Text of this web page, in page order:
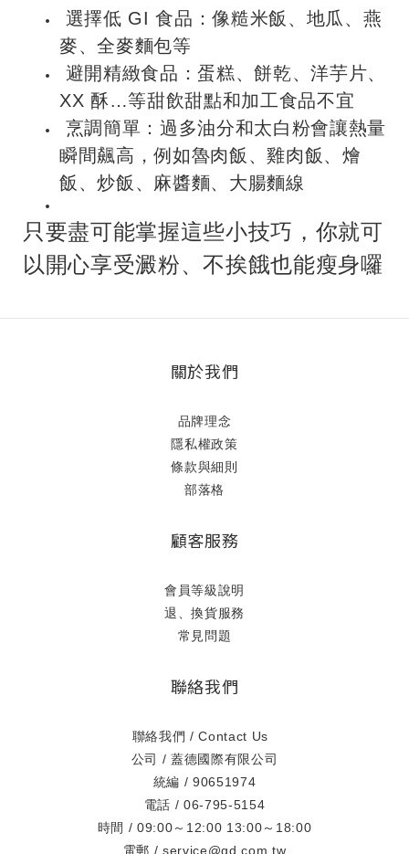
選擇低 GI 食品：像糙米飯、地瓜、燕
麥、全麥麵包等
避開精緻食品：蛋糕、餅乾、洋芋片、
XX 酥…等甜飲甜點和加工食品不宜
烹調簡單：過多油分和太白粉會讓熱量
瞬間飆高，例如魯肉飯、雞肉飯、燴
飯、炒飯、麻醬麵、大腸麵線
只要盡可能掌握這些小技巧，你就可
以開心享受澱粉、不挨餓也能瘦身囉
關於我們
品牌理念
隱私權政策
條款與細則
部落格
顧客服務
會員等級說明
退、換貨服務
常見問題
聯絡我們
聯絡我們 / Contact Us
公司 / 蓋德國際有限公司
統編 / 90651974
電話 / 06-795-5154
時間 / 09:00～12:00 13:00～18:00
電郵 / service@gd.com.tw